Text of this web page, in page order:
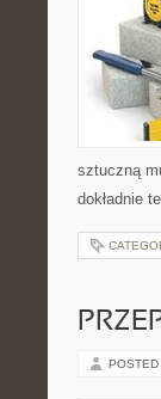
sztuczną
dokładnie
POSTED